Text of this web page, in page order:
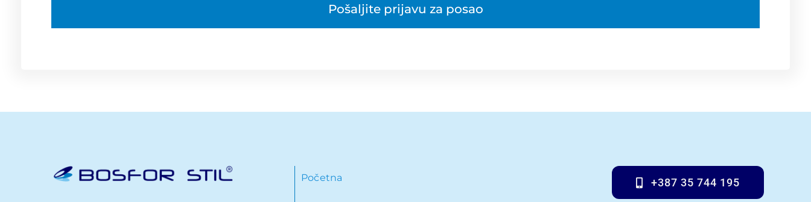
Pošaljite prijavu za posao
Početna +387 35 744 195